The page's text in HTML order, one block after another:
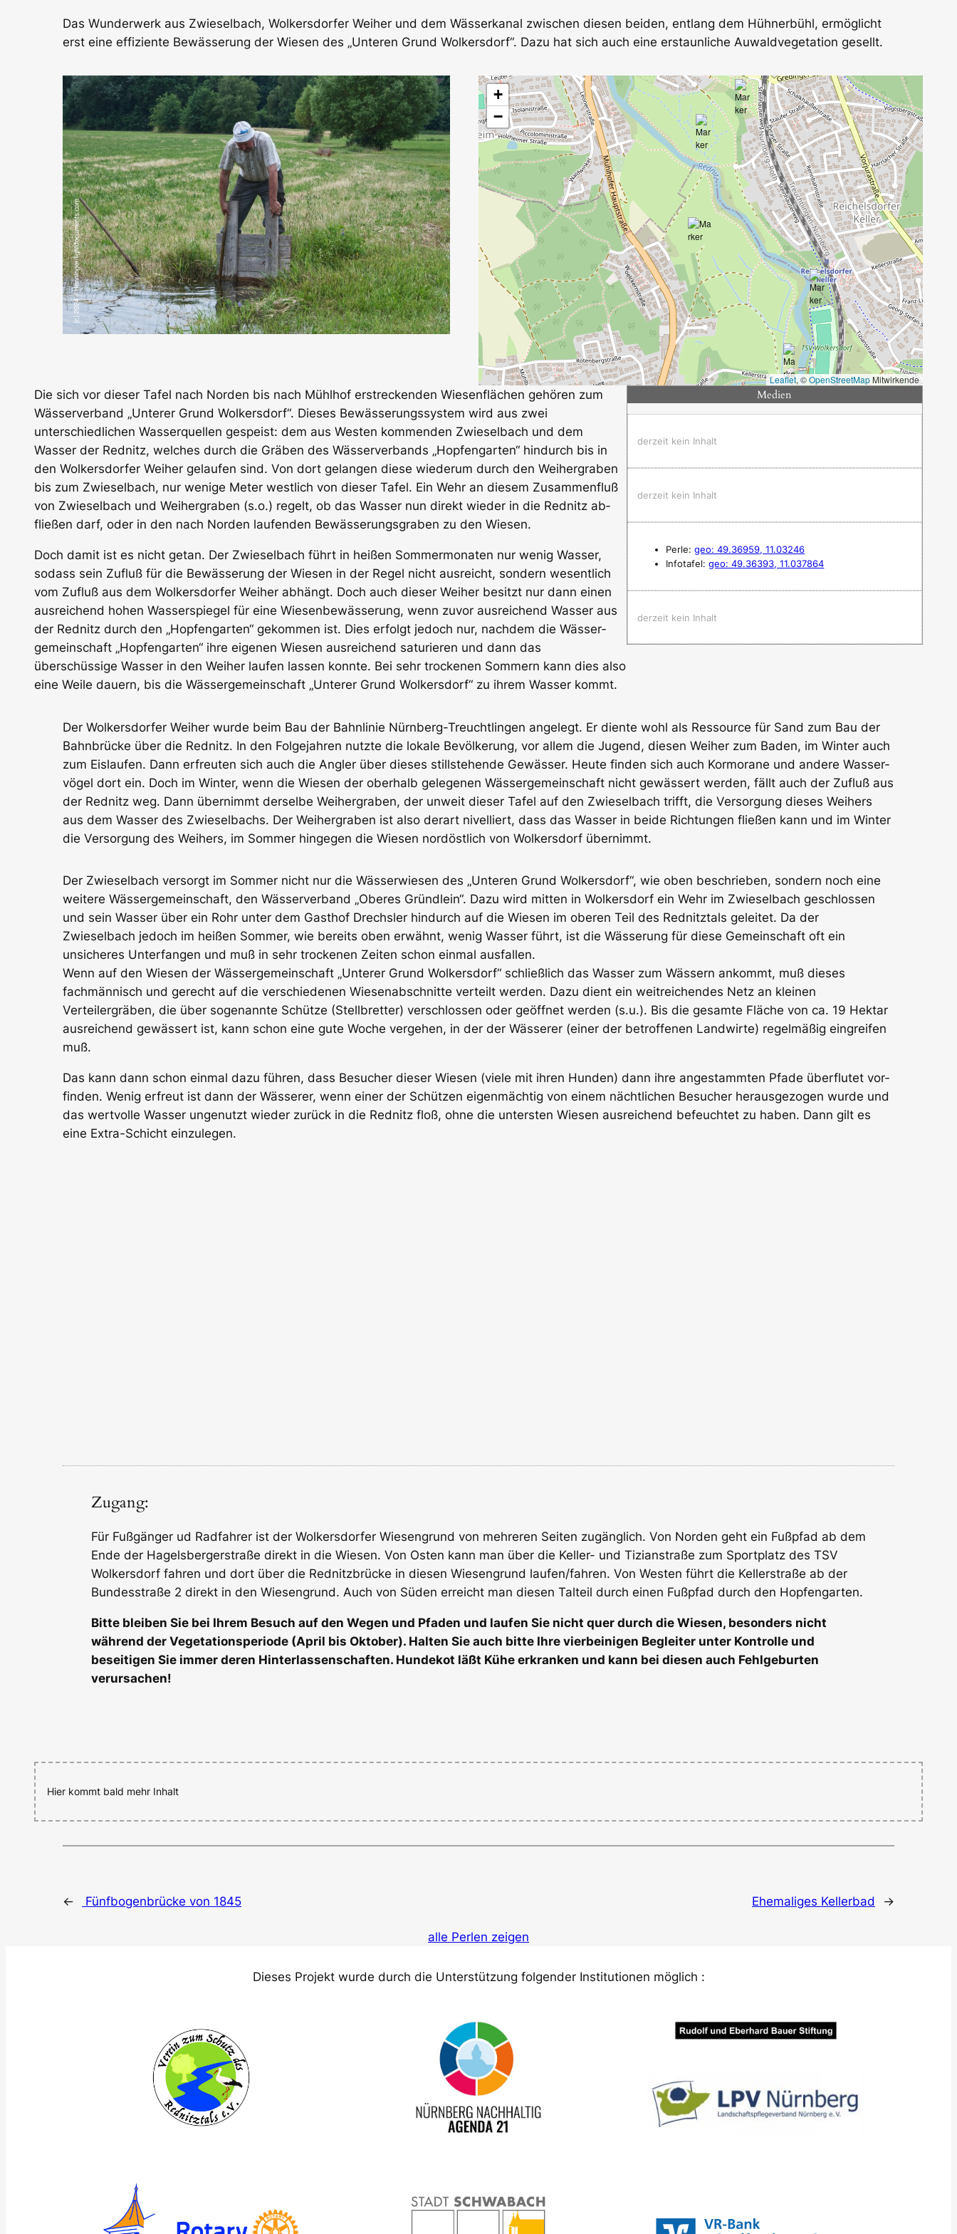
Das Wunderwerk aus Zwieselbach, Wolkersdorfer Weiher und dem Wässerkanal zwischen diesen beiden, entlang dem Hühnerbühl, ermöglicht
erst eine effiziente Bewässerung der Wiesen des „Unteren Grund Wolkersdorf“. Dazu hat sich auch eine erstaunliche Auwaldvegetation gesellt.
+
−
Leaflet, ©OpenStreetMapMitwirkende
Die sich vor dieser Tafel nach Norden bis nach Mühlhof erstreckenden Wiesenflächen gehören zum
Wässerverband „Unterer Grund Wolkersdorf“. Dieses Bewässerungs­system wird aus zwei
unterschiedlichen Wasserquellen gespeist: dem aus Westen kommenden Zwieselbach und dem
Wasser der Rednitz, welches durch die Gräben des Wässerver­bands „Hopfen­gar­ten“ hin­durch bis in
den Wol­kersdorfer Weiher gelau­fen sind. Von dort gelangen diese wie­derum durch den Weiher­gra­ben
bis zum Zwie­sel­bach, nur wenige Meter westlich von dieser Tafel. Ein Wehr an die­sem Zu­sam­menfluß
von Zwieselbach und Wei­hergra­ben (s.o.) regelt, ob das Wasser nun direkt wieder in die Rednitz ab­
fließen darf, oder in den nach Norden laufen­den Bewäs­serungsgraben zu den Wiesen.
Doch damit ist es nicht getan. Der Zwieselbach führt in heißen Sommermonaten nur wenig Wasser,
sodass sein Zufluß für die Bewässerung der Wiesen in der Regel nicht ausreicht, sondern wesentlich
vom Zufluß aus dem Wol­kersdorfer Weiher abhängt. Doch auch dieser Weiher besitzt nur dann einen
ausreichend hohen Wasserspiegel für eine Wiesenbewässerung, wenn zuvor ausreichend Wasser aus
der Rednitz durch den „Hopfengarten“ gekom­men ist. Dies erfolgt jedoch nur, nachdem die Wäs­ser­
gemeinschaft „Hopfengarten“ ihre eigenen Wiesen ausreichend saturieren und dann das
überschüssige Wasser in den Weiher laufen lassen konnte. Bei sehr trockenen Sommern kann dies also
eine Weile dauern, bis die Wässergemeinschaft „Unterer Grund Wolkers­dorf“ zu ihrem Wasser kommt.
Medien
derzeit kein Inhalt
derzeit kein Inhalt
Perle:geo: 49.36959, 11.03246
Infotafel:geo: 49.36393, 11.037864
derzeit kein Inhalt
Der Wolkersdorfer Weiher wurde beim Bau der Bahnlinie Nürnberg-Treuchtlingen ange­legt. Er diente wohl als Ressource für Sand zum Bau der
Bahnbrücke über die Rednitz. In den Folgejahren nutzte die lokale Bevölkerung, vor allem die Jugend, diesen Weiher zum Baden, im Winter auch
zum Eislaufen. Dann erfreuten sich auch die Angler über dieses stillstehende Gewässer. Heute finden sich auch Kormorane und andere Wasser­
vögel dort ein. Doch im Winter, wenn die Wiesen der oberhalb gelegenen Wässer­gemeinschaft nicht gewässert werden, fällt auch der Zufluß aus
der Rednitz weg. Dann übernimmt derselbe Weihergraben, der unweit dieser Tafel auf den Zwieselbach trifft, die Versorgung dieses Weihers
aus dem Wasser des Zwieselbachs. Der Weihergraben ist also derart nivelliert, dass das Wasser in beide Richtungen fließen kann und im Winter
die Versorgung des Weihers, im Sommer hingegen die Wiesen nordöstlich von Wolkers­dorf übernimmt.
Der Zwieselbach versorgt im Sommer nicht nur die Wässerwiesen des „Unteren Grund Wolkersdorf“, wie oben beschrieben, sondern noch eine
weitere Wässergemeinschaft, den Wässerverband „Oberes Gründlein“. Dazu wird mitten in Wolkersdorf ein Wehr im Zwieselbach geschlossen
und sein Wasser über ein Rohr unter dem Gasthof Drechsler hindurch auf die Wiesen im oberen Teil des Rednitztals geleitet. Da der
Zwieselbach jedoch im heißen Sommer, wie bereits oben erwähnt, wenig Wasser führt, ist die Wässerung für diese Gemeinschaft oft ein
unsicheres Un­ter­fangen und muß in sehr trockenen Zeiten schon ein­mal ausfallen.
Wenn auf den Wiesen der Wässergemeinschaft „Unterer Grund Wolkersdorf“ schließlich das Wasser zum Wässern ankommt, muß dieses
fachmännisch und gerecht auf die verschiedenen Wiesenabschnitte verteilt werden. Dazu dient ein weitreichendes Netz an kleinen
Verteilergräben, die über sogenannte Schütze (Stellbretter) verschlossen oder geöffnet werden (s.u.). Bis die gesamte Fläche von ca. 19 Hektar
ausreichend gewässert ist, kann schon eine gute Woche vergehen, in der der Wässerer (einer der betroffenen Land­wirte) regelmäßig eingreifen
muß.
Das kann dann schon einmal dazu führen, dass Besucher dieser Wiesen (viele mit ihren Hunden) dann ihre ange­stammten Pfade überflutet vor­
finden. Wenig erfreut ist dann der Wässerer, wenn ei­ner der Schützen eigen­mäch­tig von ei­nem nächtlichen Be­sucher herausgezogen wurde und
das wertvolle Wasser un­ge­nutzt wieder zurück in die Rednitz floß, ohne die unters­ten Wiesen ausrei­chend befeuchtet zu ha­ben. Dann gilt es
eine Ex­tra-Schicht einzu­legen.
Zugang:
Für Fußgänger ud Radfahrer ist der Wolkersdorfer Wiesengrund von mehreren Seiten zugänglich. Von Norden geht ein Fußpfad ab dem
Ende der Hagelsbergerstraße direkt in die Wiesen. Von Osten kann man über die Keller- und Tizianstraße zum Sportplatz des TSV
Wolkersdorf fahren und dort über die Rednitzbrücke in diesen Wiesengrund laufen/fahren. Von Westen führt die Kellerstraße ab der
Bundesstraße 2 direkt in den Wiesengrund. Auch von Süden erreicht man diesen Talteil durch einen Fußpfad durch den Hopfengarten.
Bitte bleiben Sie bei Ihrem Besuch auf den Wegen und Pfaden und laufen Sie nicht quer durch die Wiesen, besonders nicht
während der Vegetationsperiode (April bis Oktober). Halten Sie auch bitte Ihre vierbeinigen Begleiter unter Kontrolle und
beseitigen Sie immer deren Hinterlassenschaften. Hundekot läßt Kühe erkranken und kann bei diesen auch Fehlgeburten
verursachen!
Hier kommt bald mehr Inhalt
← Fünfbogenbrücke von 1845 Ehemaliges Kellerbad →
alle Perlen zeigen
Dieses Projekt wurde durch die Unterstützung folgender Institutionen möglich :